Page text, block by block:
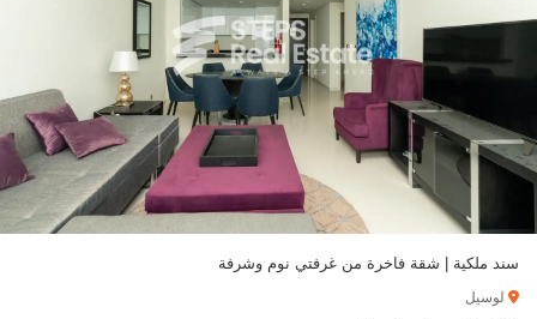
سند ملكية | شقة فاخرة من غرفتي نوم وشرفة
لوسيل